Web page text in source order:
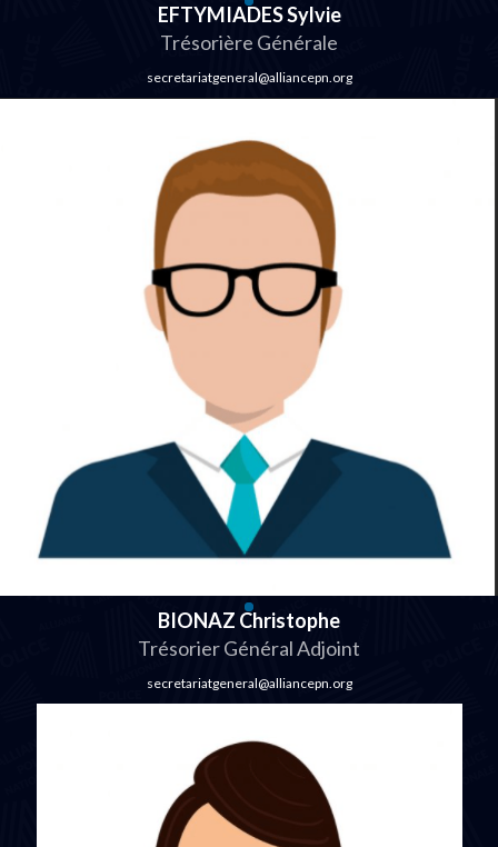
EFTYMIADES Sylvie
Trésorière Générale
secretariatgeneral@alliancepn.org
BIONAZ Christophe
Trésorier Général Adjoint
secretariatgeneral@alliancepn.org